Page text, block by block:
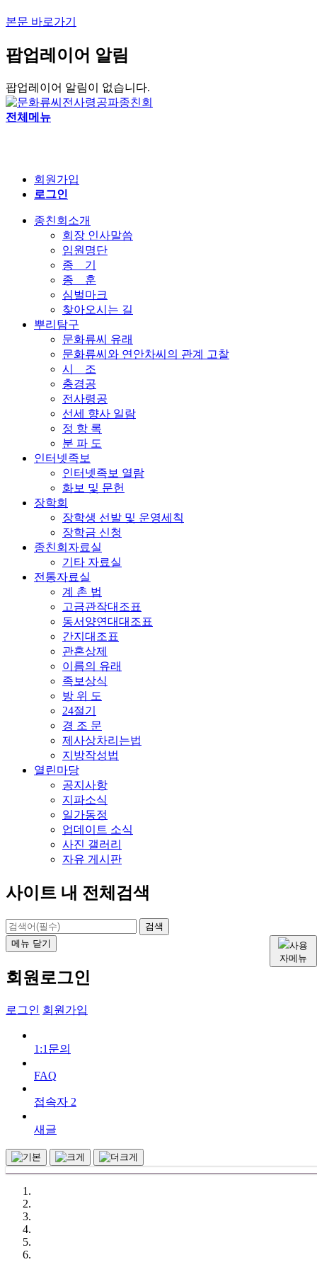
본문 바로가기
팝업레이어 알림
팝업레이어 알림이 없습니다.
전체메뉴
회원가입
로그인
종친회소개
회장 인사말씀
임원명단
종 기
종 훈
심벌마크
찾아오시는 길
뿌리탐구
문화류씨 유래
문화류씨와 연안차씨의 관계 고찰
시 조
충경공
전사령공
선세 향사 일람
정 항 록
분 파 도
인터넷족보
인터넷족보 열람
화보 및 문헌
장학회
장학생 선발 및 운영세칙
장학금 신청
종친회자료실
기타 자료실
전통자료실
계 촌 법
고금관작대조표
동서양연대대조표
간지대조표
관혼상제
이름의 유래
족보상식
방 위 도
24절기
경 조 문
제사상차리는법
지방작성법
열린마당
공지사항
지파소식
일가동정
업데이트 소식
사진 갤러리
자유 게시판
사이트 내 전체검색
검색
사용
자메뉴
메뉴 닫기
회원로그인
로그인 회원가입
1:1문의
FAQ
접속자 2
새글